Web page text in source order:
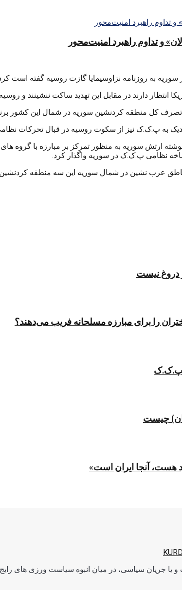
و تداوم راهبرد امنیت‌محور
به روزنامه نزاوسیمایا گازت روسیه گفته است
انتظار دارند در مقابل این تهدید ساکت ننشینند و
کل منطقه کردنشین سوریه در شمال این کشور
به پ.ک.ک نیز از سکوت روسیه در قبال تحرکات
ارتش سوریه به منظور تمرکز بر مبارزه با
نظامی پ.ک.ک در سوریه واگذار کرد.
عرب نشین در شمال سوریه این سه منطقه
نیست
را برای مبارزه مسلحانه فریب می‌دهند؟
پ.ک.ک
چیست
آنجا ایران است»
یا جریان سیاسی، در میان انبوه سیاست ورزی های